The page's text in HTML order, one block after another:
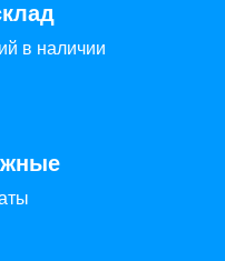
в наличии